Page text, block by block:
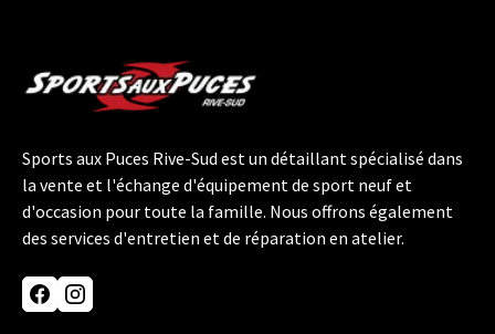
Sports aux Puces Rive-Sud est un détaillant spécialisé dans
la vente et l'échange d'équipement de sport neuf et
d'occasion pour toute la famille. Nous offrons également
des services d'entretien et de réparation en atelier.
FacebookInstagram